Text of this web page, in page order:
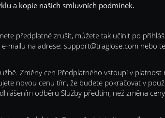
a kopie našich smluvních podmínek.
předplatné zrušit, můžete tak učinit po
mailu na adrese: support@traglose.com nebo
Změny cen Předplatného vstoupí v platnost
novou cenu tím, že budete pokračovat v
odběru Služby předtím, než změna